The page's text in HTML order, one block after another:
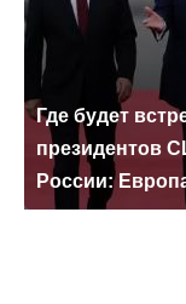
Где будет
президентов
России: